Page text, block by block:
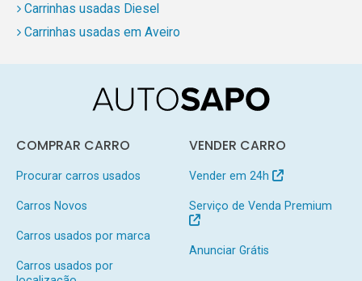
Carrinhas usadas Diesel
Carrinhas usadas em Aveiro
COMPRAR CARRO
Procurar carros usados
Carros Novos
Carros usados por marca
Carros usados por
VENDER CARRO
Vender em 24h
Serviço de Venda Premium
Anunciar Grátis